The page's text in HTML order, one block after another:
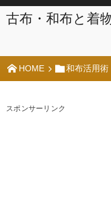
古布・和布と着
HOME 和布活用術
スポンサーリンク